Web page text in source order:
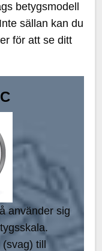
betygsmodell
sällan kan du
för att se ditt
använder sig
(svag) till